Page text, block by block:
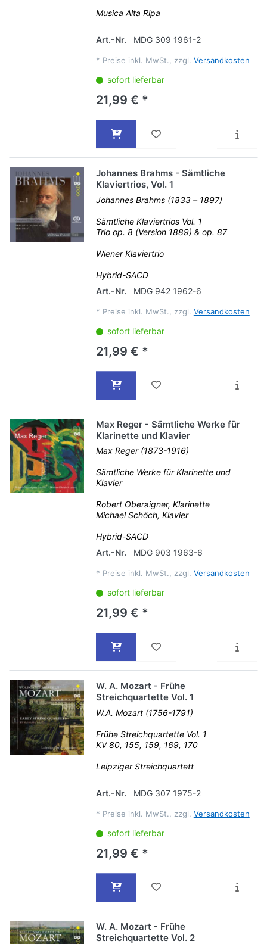
Musica Alta Ripa
Art.-Nr. MDG 309 1961-2
* Preise inkl. MwSt., zzgl. Versandkosten
sofort lieferbar
21,99 € *
Johannes Brahms - Sämtliche
Klaviertrios, Vol. 1
Johannes Brahms (1833 – 1897)
Sämtliche Klaviertrios Vol. 1
Trio op. 8 (Version 1889) & op. 87
Wiener Klaviertrio
Hybrid-SACD
Art.-Nr.
MDG 942 1962-6
* Preise inkl. MwSt., zzgl. Versandkosten
sofort lieferbar
21,99 € *
Max Reger - Sämtliche Werke für
Klarinette und Klavier
Max Reger (1873-1916)
Sämtliche Werke für Klarinette und
Klavier
Robert Oberaigner, Klarinette
Michael Schöch, Klavier
Hybrid-SACD
Art.-Nr.
MDG 903 1963-6
* Preise inkl. MwSt., zzgl. Versandkosten
sofort lieferbar
21,99 € *
W. A. Mozart - Frühe
Streichquartette Vol. 1
W.A. Mozart (1756-1791)
Frühe Streichquartette Vol. 1
KV 80, 155, 159, 169, 170
Leipziger Streichquartett
Art.-Nr. MDG 307 1975-2
* Preise inkl. MwSt., zzgl. Versandkosten
sofort lieferbar
21,99 € *
W. A. Mozart - Frühe
Streichquartette Vol. 2